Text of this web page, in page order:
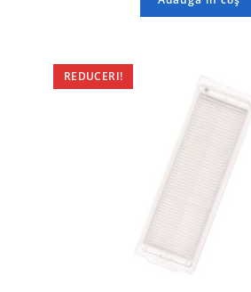
REDUCERI!